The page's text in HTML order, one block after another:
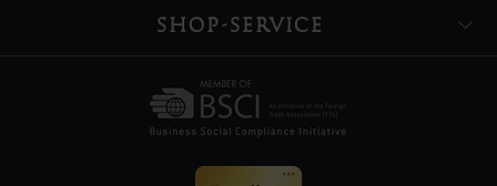
SHOP-SERVICE